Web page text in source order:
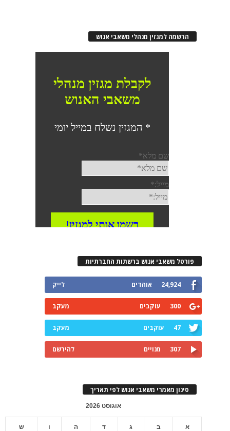
הרשמה למגזין מנהלי משאבי אנוש
פורטל משאבי אנוש ברשתות החברתיות
24,924 אוהדים לייק
300 עוקבים מעקב
47 עוקבים מעקב
307 מנויים להירשם
סינון מאמרי משאבי אנוש לפי תאריך
אוגוסט 2026
א ב ג ד ה ו ש